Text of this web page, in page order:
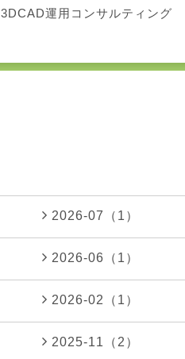
3DCAD運用コンサルティング
2026-07（1）
2026-06（1）
2026-02（1）
2025-11（2）